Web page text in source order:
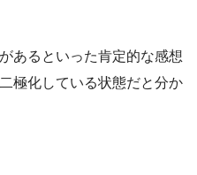
あるといった肯定的な感想
極化している状態だと分か